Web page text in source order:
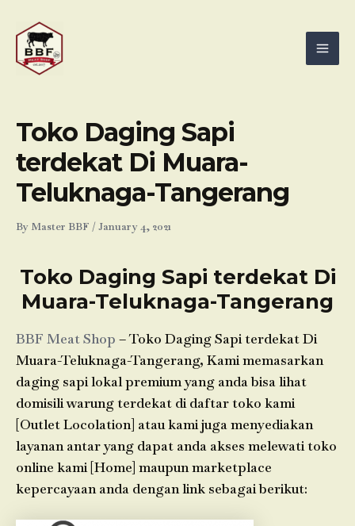
content
Toko Daging Sapi
terdekat Di Muara-
Teluknaga-Tangerang
By Master BBF /January 4, 2021
Toko Daging Sapi terdekat Di
Muara-Teluknaga-Tangerang
BBF Meat Shop – Toko Daging Sapi terdekat Di
Muara-Teluknaga-Tangerang, Kami memasarkan
daging sapi lokal premium yang anda bisa lihat
domisili warung terdekat di daftar toko kami
[Outlet Locolation] atau kami juga menyediakan
layanan antar yang dapat anda akses melewati toko
online kami [Home] maupun marketplace
kepercayaan anda dengan link sebagai berikut: